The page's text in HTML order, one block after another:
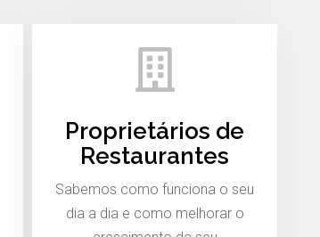
Proprietários de
Restaurantes
Sabemos como funciona o seu
dia a dia e como melhorar o